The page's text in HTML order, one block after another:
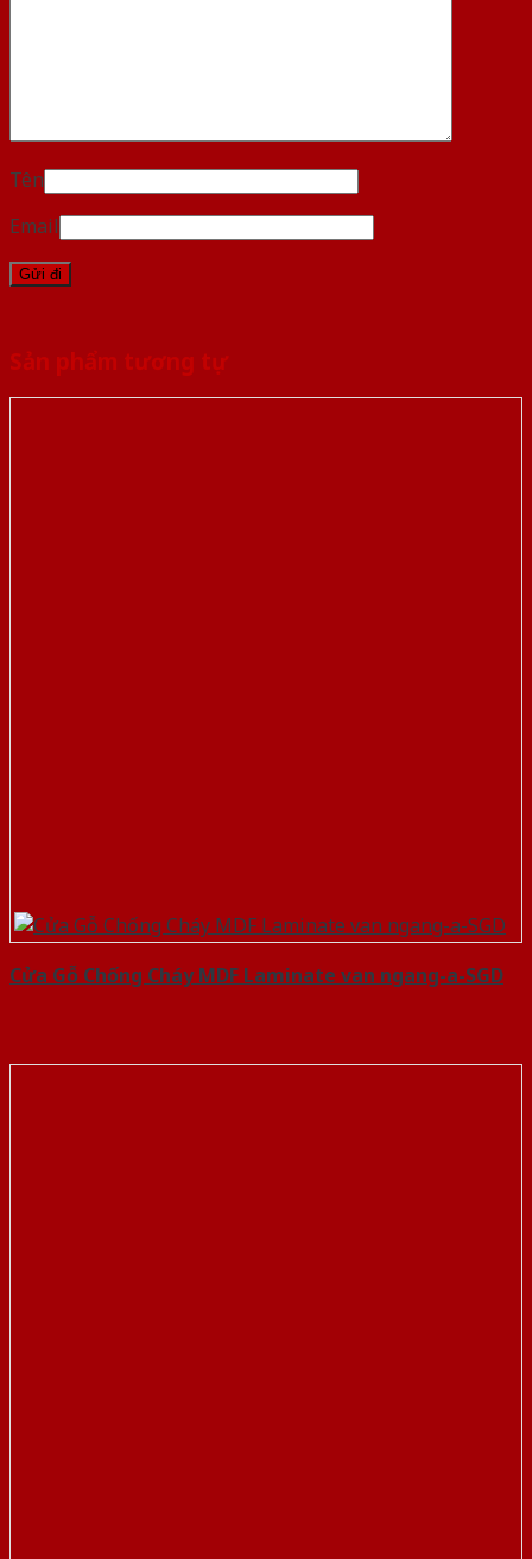
Tên
Email
Sản phẩm tương tự
Cửa Gỗ Chống Cháy MDF Laminate van ngang-a-SGD